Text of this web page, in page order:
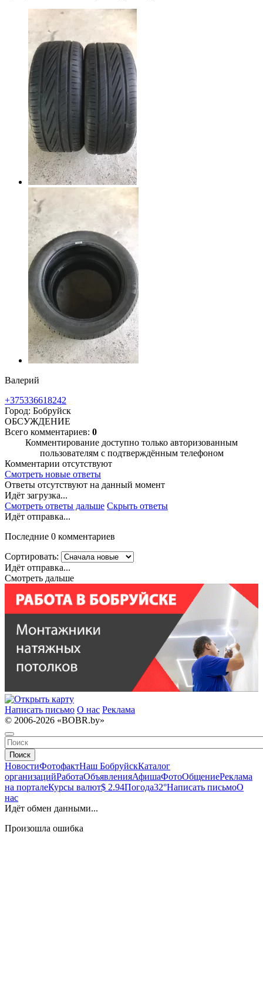
Валерий
+375336618242
Город: Бобруйск
ОБСУЖДЕНИЕ
Всего комментариев: 0
Комментирование доступно только авторизованным
пользователям с подтверждённым телефоном
Комментарии отсутствуют
Смотреть новые ответы
Ответы отсутствуют на данный момент
Идёт загрузка...
Смотреть ответы дальше Скрыть ответы
Идёт отправка...
Последние 0 комментариев
Сортировать:
Идёт отправка...
Смотреть дальше
Написать письмо О нас Реклама
© 2006-2026 «BOBR.by»
Поиск
НовостиФотофактНаш БобруйскКаталог
организацийРаботаОбъявленияАфишаФотоОбщениеРеклама
на порталеКурсы валют$ 2.94Погода32°Написать письмоО
нас
Идёт обмен данными...
Произошла ошибка